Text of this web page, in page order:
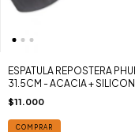
ESPATULA REPOSTERA
31.5CM - ACACIA +
MARMOLADA BLACK
$11.000
COMPRAR